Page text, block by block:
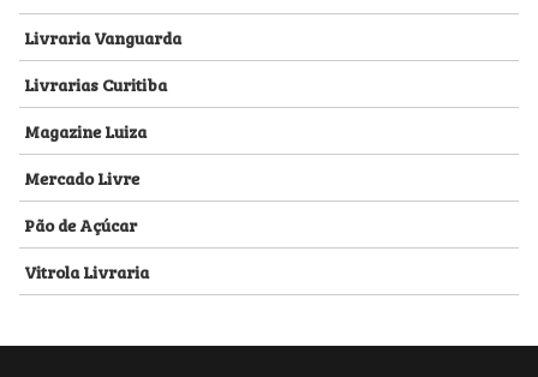
Livraria Vanguarda
Livrarias Curitiba
Magazine Luiza
Mercado Livre
Pão de Açúcar
Vitrola Livraria